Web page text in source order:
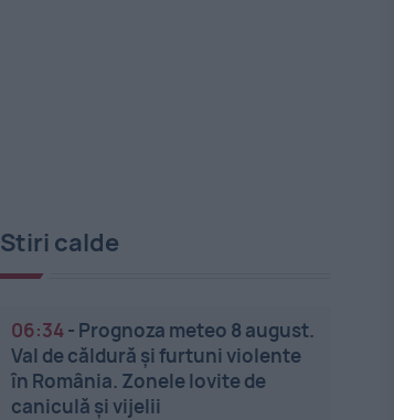
Stiri calde
06:34- Prognoza meteo 8 august.
Val de căldură și furtuni violente
în România. Zonele lovite de
caniculă și vijelii